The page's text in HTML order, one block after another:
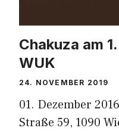
Chakuza am
WUK
24. NOVEMBER 2019
01. Dezember
Straße 59, 1090